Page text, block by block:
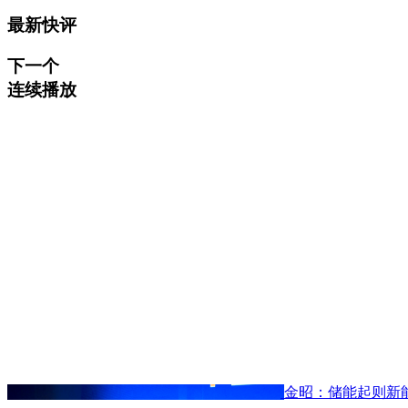
最新快评
下一个
连续播放
金昭：储能起则新